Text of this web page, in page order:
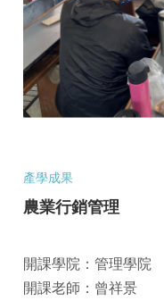
產學成果
農業行銷管理
開課學院：管理學院
開課老師：曾祥景